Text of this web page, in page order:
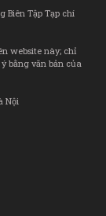
Biên Tập Tạp chí
website này; chỉ
bằng văn bản của
Nội